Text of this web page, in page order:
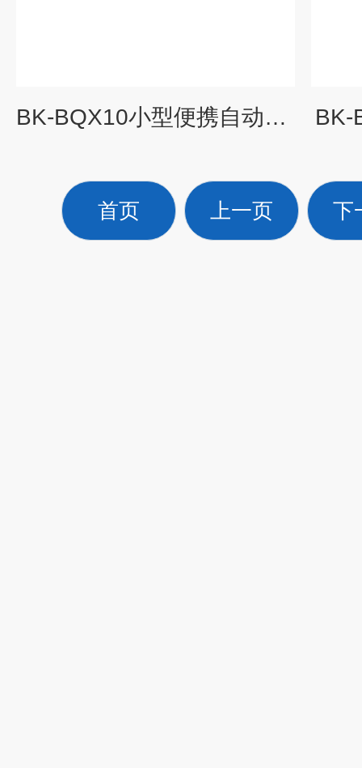
BK-BQX10小型便携自动气象站 BK-
首页 上一页 下